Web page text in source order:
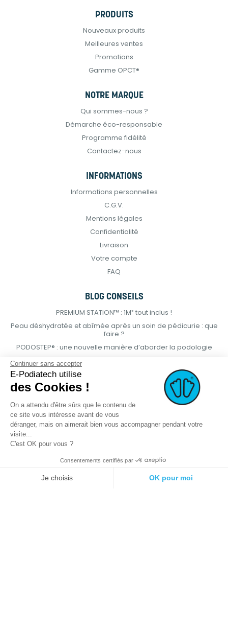
PRODUITS
Nouveaux produits
Meilleures ventes
Promotions
Gamme OPCT®
NOTRE MARQUE
Qui sommes-nous ?
Démarche éco-responsable
Programme fidélité
Contactez-nous
INFORMATIONS
Informations personnelles
C.G.V.
Mentions légales
Confidentialité
Livraison
Votre compte
FAQ
BLOG CONSEILS
PREMIUM STATION™ : 1M² tout inclus !
Peau déshydratée et abîmée après un soin de pédicurie : que
faire ?
PODOSTEP® : une nouvelle manière d’aborder la podologie
© 2021 E-podiatech.com, tous droits
Réalisation :
creation.com
Continuer sans accepter
E-Podiatech utilise
des Cookies !
On a attendu d'être sûrs que le contenu de
ce site vous intéresse avant de vous
déranger, mais on aimerait bien vous accompagner pendant votre
visite...
C'est OK pour vous ?
Consentements certifiés par
Je choisis OK pour moi